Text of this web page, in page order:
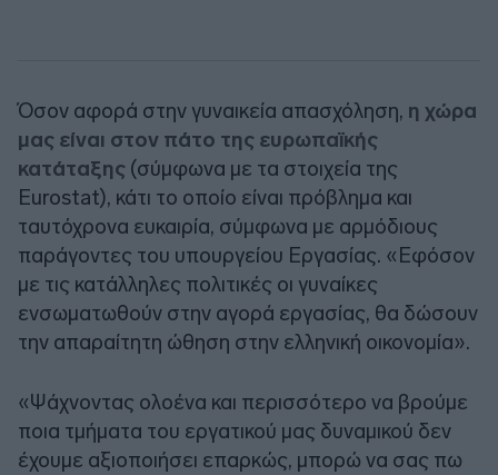
Όσον αφορά στην γυναικεία απασχόληση, η χώρα
μας είναι στον πάτο της ευρωπαϊκής
κατάταξης (σύμφωνα με τα στοιχεία της
Eurostat), κάτι το οποίο είναι πρόβλημα και
ταυτόχρονα ευκαιρία, σύμφωνα με αρμόδιους
παράγοντες του υπουργείου Εργασίας. «Εφόσον
με τις κατάλληλες πολιτικές οι γυναίκες
ενσωματωθούν στην αγορά εργασίας, θα δώσουν
την απαραίτητη ώθηση στην ελληνική οικονομία».
«Ψάχνοντας ολοένα και περισσότερο να βρούμε
ποια τμήματα του εργατικού μας δυναμικού δεν
έχουμε αξιοποιήσει επαρκώς, μπορώ να σας πω